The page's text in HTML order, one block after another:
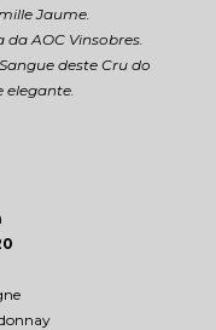
Jaume.
AOC Vinsobres.
deste Cru do
elegante.